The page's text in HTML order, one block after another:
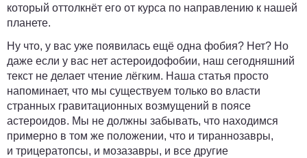
который оттолкнёт его от курса по направлению к нашей
планете.
Ну что, у вас уже появилась ещё одна фобия? Нет? Но
даже если у вас нет астероидофобии, наш сегодняшний
текст не делает чтение лёгким. Наша статья просто
напоминает, что мы существуем только во власти
странных гравитационных возмущений в поясе
астероидов. Мы не должны забывать, что находимся
примерно в том же положении, что и тираннозавры,
и трицератопсы, и мозазавры, и все другие